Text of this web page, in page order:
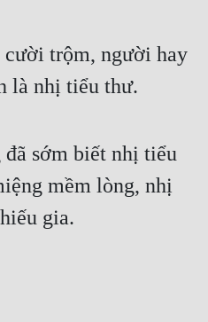
trộm, người hay
là nhị tiểu thư.
sớm biết nhị tiểu
mềm lòng, nhị
gia.